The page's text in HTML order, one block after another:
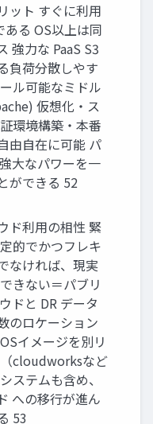
ット すぐに利用
ある OS以上は同
強力な PaaS S3
負荷分散しやす
ル可能なミドル
仮想化・ス
環境構築・本番
由自在に可能 パ
大なパワーを一
ができる 52
ド利用の相性 緊
的でかつフレキ
なければ、現実
きない＝パブリ
ドと DR データ
のロケーション
イメージを別リ
cloudworksなど
ステムも含め、
への移行が進ん
53